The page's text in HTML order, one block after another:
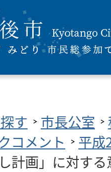
す 市長公室
コメント
平成
計画」に対す